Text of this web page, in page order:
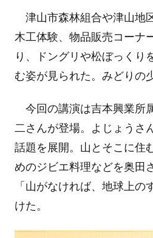
津山市森林組合や津山地
木工体験、物品販売コーナ
り、ドングリや松ぼっくり
む姿が見られた。みどりの
今回の講演は吉本興業所
二さんが登場。よじょうさ
話題を展開。山とそこに住
めのジビエ料理などを奥田
「山がなければ、地球上
けた。